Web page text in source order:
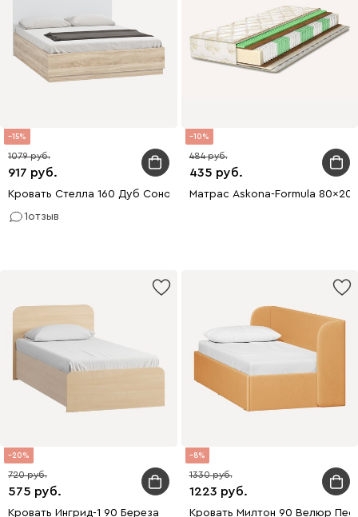
15
917
1079
Кровать Стелла 160 Дуб Сонома
1отзыв
10
435
484
Матрас Askona-Formula
20
575
720
Кровать Ингрид-1 90 Береза
8
1223
1330
Кровать Милтон 90 Велюр